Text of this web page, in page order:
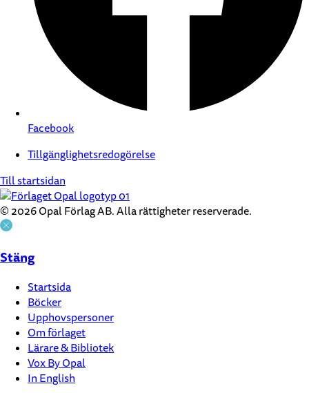
Facebook
Tillgänglighetsredogörelse
Till startsidan
© 2026 Opal Förlag AB. Alla rättigheter reserverade.
Stäng
Startsida
Böcker
Upphovspersoner
Om förlaget
Lärare & Bibliotek
Vox By Opal
In English